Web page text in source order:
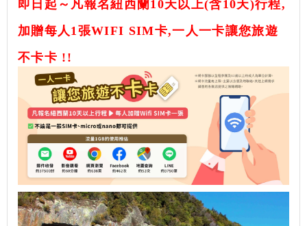
即日起～凡報名紐西蘭10天以上(含10天)行程,
加贈每人1張WIFI SIM卡,一人一卡讓您旅遊
不卡卡 !!